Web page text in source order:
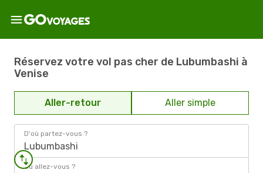
Réservez votre vol pas cher de Lubumbashi à
Venise
Aller-retour Aller simple
D'où partez-vous ?
Lubumbashi
Où allez-vous ?